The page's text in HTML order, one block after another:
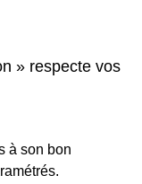
» respecte vos
à son bon
LinkedIn
national Art et
en-France, le
de-France et le